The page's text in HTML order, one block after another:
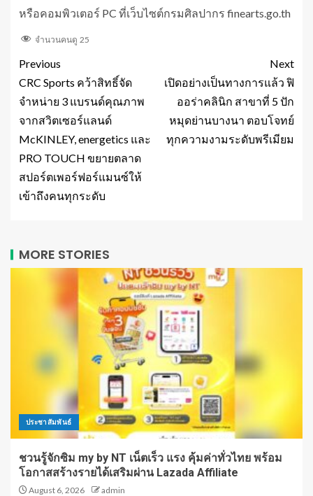
หรือคอมพิวเตอร์ PC ที่เว็บไซต์กรมศิลปากร finearts.go.th
จำนวนคนดู 25
Previous
CRC Sports คว้าสิทธิ์จัด
จำหน่าย 3 แบรนด์คุณภาพ
จากสวิตเซอร์แลนด์
McKINLEY, energetics และ
PRO TOUCH ขยายตลาด
สปอร์ตเพอร์ฟอร์แมนซ์ให้
เข้าถึงคนทุกระดับ
Next
เปิดอย่างเป็นทางการแล้ว ฟิ
ออร่าคลินิก สาขาที่ 5 ปัก
หมุดย่านบางนา ตอบโจทย์
ทุกความงามระดับพรีเมียม
MORE STORIES
ประชาสัมพันธ์
ชวนรู้จักซิม my by NT เน็ตเร็ว แรง คุ้มค่าทั่วไทย พร้อม
โอกาสสร้างรายได้เสริมผ่าน Lazada Affiliate
August 6, 2026 admin